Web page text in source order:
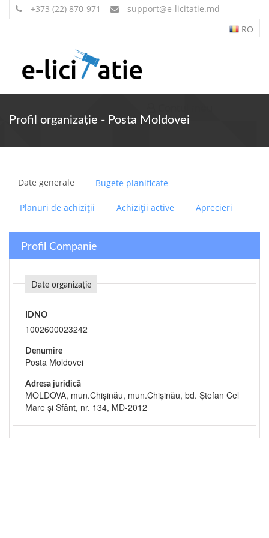
+373 (22) 870-971 support@e-licitatie.md
RO
Profil organizație - Posta Moldovei
Date generale Bugete planificate
Planuri de achiziții Achiziții active Aprecieri
Profil Companie
Date organizație
IDNO
1002600023242
Denumire
Posta Moldovei
Adresa juridică
MOLDOVA, mun.Chişinău, mun.Chişinău, bd. Ștefan Cel
Mare și Sfânt, nr. 134, MD-2012